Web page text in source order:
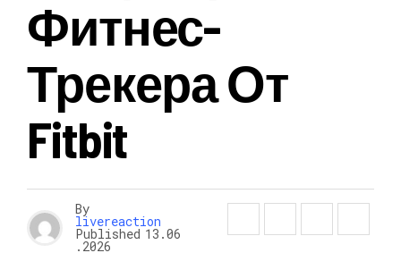
Фитнес-
Трекера От
Fitbit
By
livereaction
Published 13.06
.2026